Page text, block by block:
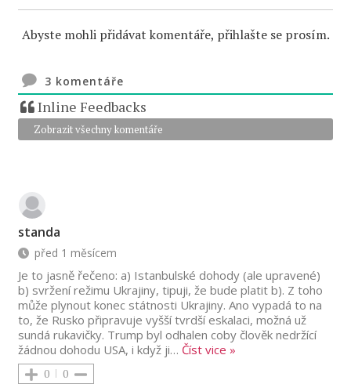
Abyste mohli přidávat komentáře, přihlašte se prosím.
3 komentáře
Inline Feedbacks
Zobrazit všechny komentáře
standa
před 1 měsícem
Je to jasně řečeno: a) Istanbulské dohody (ale upravené)
b) svržení režimu Ukrajiny, tipuji, že bude platit b). Z toho
může plynout konec státnosti Ukrajiny. Ano vypadá to na
to, že Rusko připravuje vyšší tvrdší eskalaci, možná už
sundá rukavičky. Trump byl odhalen coby člověk nedržící
žádnou dohodu USA, i když ji… Číst vice »
0 0